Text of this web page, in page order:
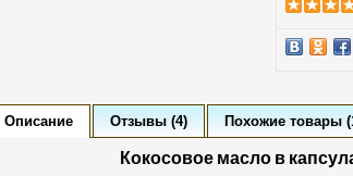
Описание Отзывы (4) Похожие товары
Кокосовое масло в